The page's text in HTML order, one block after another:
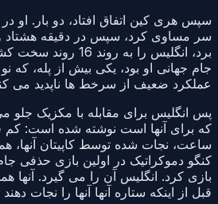
سپس هری کین اتفاق افتاد، دو بار. او در
سر مساوی کرد، سپس در دقیقه هشتاد
برد، انگلیس را به
جام جهانی او بود، یکی بیش از پله،
عملکرد ضعیف از سرخط ها ناپدید می
پس انگلیس برای مقابله با مکزیک جلو
که برای آنها است نوشته شده است: کم
ساعت، نجات شده توسط کاپیتان آنها،
کنگو دموکراتیک در اولین بازی حذفی
بازی کرد. انگلیس آن را می گیرد. آنها
قبل از اینکه ستاره آنها آنها را نجات دهند